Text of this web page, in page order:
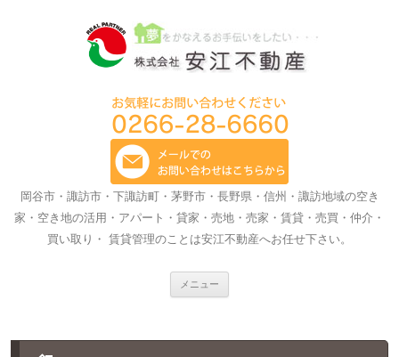
岡谷市・諏訪市・下諏訪町・茅野市・長野県・信州・諏訪地域の空き
家・空き地の活用・アパート・貸家・売地・売家・賃貸・売買・仲介・
買い取り・ 賃貸管理のことは安江不動産へお任せ下さい。
メニュー
へ